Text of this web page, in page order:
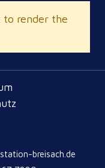
to render the
breisach.de